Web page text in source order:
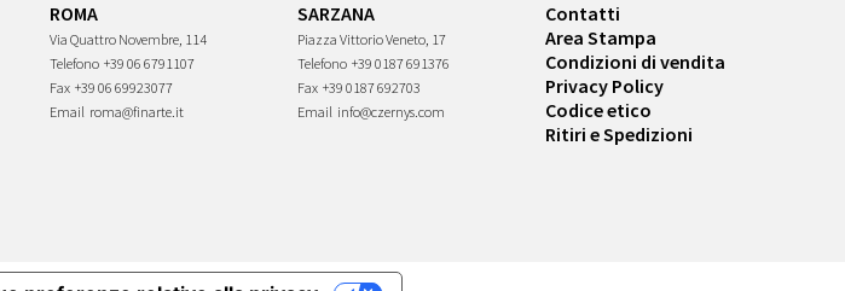
ROMA
Via Quattro Novembre, 114
Telefono +39 06 6791107
Fax +39 06 69923077
Email roma@finarte.it
SARZANA
Piazza Vittorio Veneto, 17
Telefono +39 0187 691376
Fax +39 0187 692703
Email info@czernys.com
Contatti
Area Stampa
Condizioni di vendita
Privacy Policy
Codice etico
Ritiri e Spedizioni